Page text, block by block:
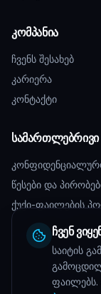
კომპანია
ჩვენს შესახებ
კარიერა
კონტაქტი
სამართლებრივი
წესები და
ქუქი-ფაილების
©2026
ჩვენ
საიტის
ფაილებს.